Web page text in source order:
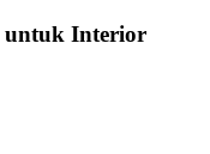
untuk Interior